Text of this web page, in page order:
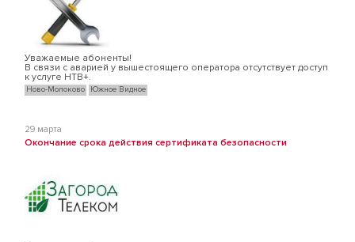
Уважаемые абоненты!
В связи с аварией у вышестоящего оператора отсутствует доступ
к услуге НТВ+.
Ново-Молоково Южное Видное
29 марта
Окончание срока действия сертификата безопасности